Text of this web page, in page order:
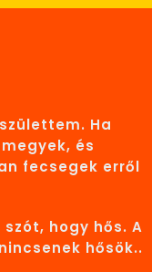
Ha
és
fecsegek erről
hogy hős. A
hősök..